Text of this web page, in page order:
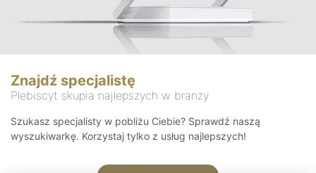
Znajdź specjalistę
Plebiscyt skupia najlepszych w branży
Szukasz specjalisty w pobliżu Ciebie? Sprawdź naszą
wyszukiwarkę. Korzystaj tylko z usług najlepszych!